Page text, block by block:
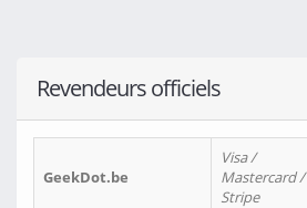
Revendeurs officiels
GeekDot.be
Visa /
Mastercard /
Stripe